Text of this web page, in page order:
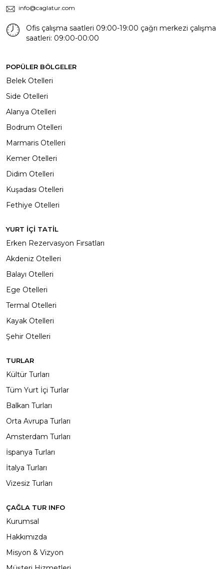
info@caglatur.com
Ofis çalışma saatleri 09:00-19:00 çağrı merkezi çalışma
saatleri: 09:00-00:00
POPÜLER BÖLGELER
Belek Otelleri
Side Otelleri
Alanya Otelleri
Bodrum Otelleri
Marmaris Otelleri
Kemer Otelleri
Didim Otelleri
Kuşadası Otelleri
Fethiye Otelleri
YURT İÇİ TATİL
Erken Rezervasyon Fırsatları
Akdeniz Otelleri
Balayı Otelleri
Ege Otelleri
Termal Otelleri
Kayak Otelleri
Şehir Otelleri
TURLAR
Kültür Turları
Tüm Yurt İçi Turlar
Balkan Turları
Orta Avrupa Turları
Amsterdam Turları
İspanya Turları
İtalya Turları
Vizesiz Turları
ÇAĞLA TUR INFO
Kurumsal
Hakkımızda
Misyon & Vizyon